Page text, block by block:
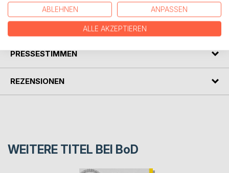
PRESSESTIMMEN
REZENSIONEN
WEITERE TITEL BEI BoD
ABLEHNEN ANPASSEN
ALLE AKZEPTIEREN